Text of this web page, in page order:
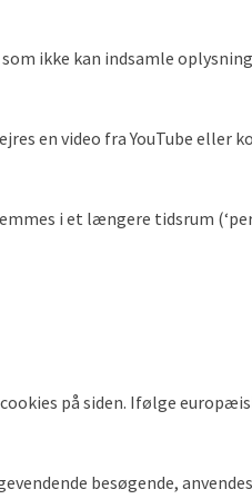
ikke kan indsamle
en video fra YouTube eller
i et længere tidsrum
på siden. Ifølge
besøgende,